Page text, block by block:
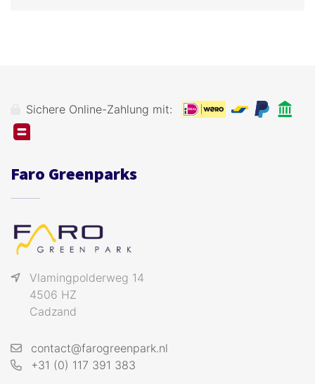
Sichere Online-Zahlung mit:
Faro Greenparks
Vlamingpolderweg 14
4506 HZ
Cadzand
contact@farogreenpark.nl
+31 (0) 117 391 383